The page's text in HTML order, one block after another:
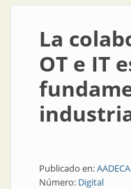
La
OT e IT
Publicado en:
Número: Digital